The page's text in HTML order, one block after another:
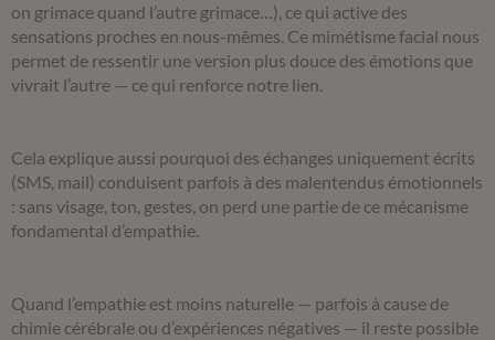
on grimace quand l’autre grimace…), ce qui active des
sensations proches en nous-mêmes. Ce mimétisme facial nous
permet de ressentir une version plus douce des émotions que
vivrait l’autre — ce qui renforce notre lien.
Cela explique aussi pourquoi des échanges uniquement écrits
(SMS, mail) conduisent parfois à des malentendus émotionnels
: sans visage, ton, gestes, on perd une partie de ce mécanisme
fondamental d’empathie.
Quand l’empathie est moins naturelle — parfois à cause de
chimie cérébrale ou d’expériences négatives — il reste possible